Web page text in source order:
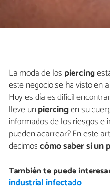
La moda de los piercing
este negocio se ha visto en
Hoy es día es difícil
lleve unpiercingen su
informados de los riesgos e
pueden acarrear? En este
decimoscómo saber si un
También te puede
industrial infectado